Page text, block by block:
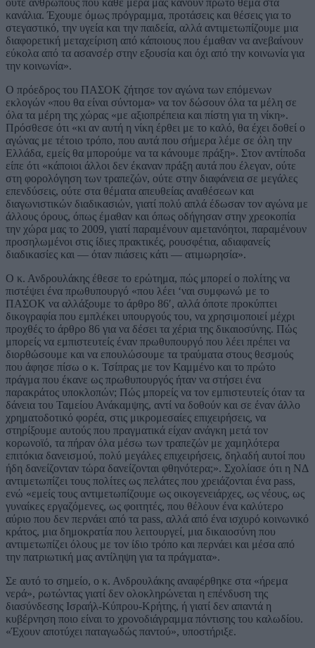
κανάλια. Έχουμε όμως πρόγραμμα, προτάσεις και θέσεις για το
στεγαστικό, την υγεία και την παιδεία, αλλά αντιμετωπίζουμε μια
διαφορετική μεταχείριση από κάποιους που έμαθαν να ανεβαίνουν
εύκολα από τα ασανσέρ στην εξουσία και όχι από την κοινωνία για
την κοινωνία».
Ο πρόεδρος του ΠΑΣΟΚ ζήτησε τον αγώνα των επόμενων
εκλογών «που θα είναι σύντομα» να τον δώσουν όλα τα μέλη σε
όλα τα μέρη της χώρας «με αξιοπρέπεια και πίστη για τη νίκη».
Πρόσθεσε ότι «κι αν αυτή η νίκη έρθει με το καλό, θα έχει δοθεί ο
αγώνας με τέτοιο τρόπο, που αυτά που σήμερα λέμε σε όλη την
Ελλάδα, εμείς θα μπορούμε να τα κάνουμε πράξη». Στον αντίποδα
είπε ότι «κάποιοι άλλοι δεν έκαναν πράξη αυτά που έλεγαν, ούτε
στη φορολόγηση των τραπεζών, ούτε στην διαφάνεια σε μεγάλες
επενδύσεις, ούτε στα θέματα απευθείας αναθέσεων και
διαγωνιστικών διαδικασιών, γιατί πολύ απλά έδωσαν τον αγώνα με
άλλους όρους, όπως έμαθαν και όπως οδήγησαν στην χρεοκοπία
την χώρα μας το 2009, γιατί παραμένουν αμετανόητοι, παραμένουν
προσηλωμένοι στις ίδιες πρακτικές, ρουσφέτια, αδιαφανείς
διαδικασίες και — όταν πιάσεις κάτι — ατιμωρησία».
Ο κ. Ανδρουλάκης έθεσε το ερώτημα, πώς μπορεί ο πολίτης να
πιστέψει ένα πρωθυπουργό «που λέει ‘ναι συμφωνώ με το
ΠΑΣΟΚ να αλλάξουμε το άρθρο 86′, αλλά όποτε προκύπτει
δικογραφία που εμπλέκει υπουργούς του, να χρησιμοποιεί μέχρι
προχθές το άρθρο 86 για να δέσει τα χέρια της δικαιοσύνης. Πώς
μπορείς να εμπιστευτείς έναν πρωθυπουργό που λέει πρέπει να
διορθώσουμε και να επουλώσουμε τα τραύματα στους θεσμούς
που άφησε πίσω ο κ. Τσίπρας με τον Καμμένο και το πρώτο
πράγμα που έκανε ως πρωθυπουργός ήταν να στήσει ένα
παρακράτος υποκλοπών; Πώς μπορείς να τον εμπιστευτείς όταν τα
δάνεια του Ταμείου Ανάκαμψης, αντί να δοθούν και σε έναν άλλο
χρηματοδοτικό φορέα, στις μικρομεσαίες επιχειρήσεις, να
στηρίξουμε αυτούς που πραγματικά είχαν ανάγκη μετά τον
κορωνοϊό, τα πήραν όλα μέσω των τραπεζών με χαμηλότερα
επιτόκια δανεισμού, πολύ μεγάλες επιχειρήσεις, δηλαδή αυτοί που
ήδη δανείζονταν τώρα δανείζονται φθηνότερα;». Σχολίασε ότι η ΝΔ
αντιμετωπίζει τους πολίτες ως πελάτες που χρειάζονται ένα pass,
ενώ «εμείς τους αντιμετωπίζουμε ως οικογενειάρχες, ως νέους, ως
γυναίκες εργαζόμενες, ως φοιτητές, που θέλουν ένα καλύτερο
αύριο που δεν περνάει από τα pass, αλλά από ένα ισχυρό κοινωνικό
κράτος, μια δημοκρατία που λειτουργεί, μια δικαιοσύνη που
αντιμετωπίζει όλους με τον ίδιο τρόπο και περνάει και μέσα από
την πατριωτική μας αντίληψη για τα πράγματα».
Σε αυτό το σημείο, ο κ. Ανδρουλάκης αναφέρθηκε στα «ήρεμα
νερά», ρωτώντας γιατί δεν ολοκληρώνεται η επένδυση της
διασύνδεσης Ισραήλ-Κύπρου-Κρήτης, ή γιατί δεν απαντά η
κυβέρνηση ποιο είναι το χρονοδιάγραμμα πόντισης του καλωδίου.
«Έχουν αποτύχει παταγωδώς παντού», υποστήριξε.